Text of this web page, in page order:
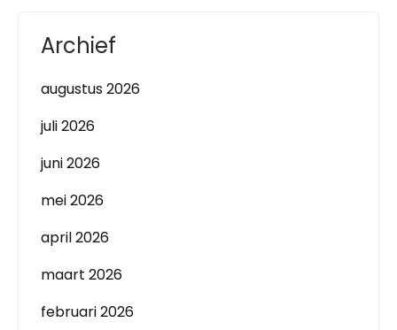
Archief
augustus 2026
juli 2026
juni 2026
mei 2026
april 2026
maart 2026
februari 2026